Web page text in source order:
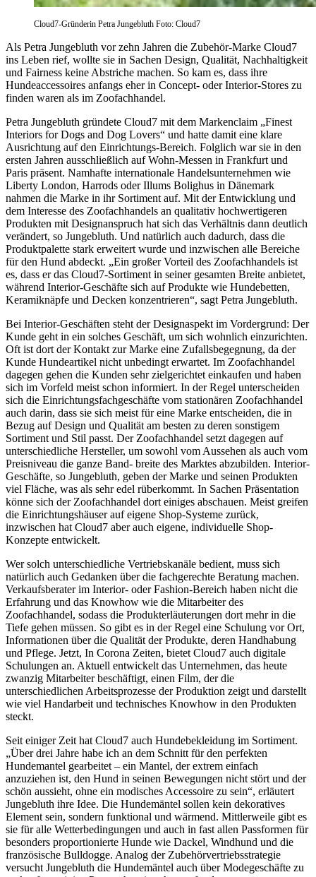
Cloud7-Gründerin Petra Jungebluth Foto: Cloud7
Als Petra Jungebluth vor zehn Jahren die Zubehör-Marke Cloud7
ins Leben rief, wollte sie in Sachen Design, Qualität, Nachhaltigkeit
und Fairness keine Abstriche machen. So kam es, dass ihre
Hundeaccessoires anfangs eher in Concept- oder Interior-Stores zu
finden waren als im Zoofachhandel.
Petra Jungebluth gründete Cloud7 mit dem Markenclaim „Finest
Interiors for Dogs and Dog Lovers“ und hatte damit eine klare
Ausrichtung auf den Einrichtungs-Bereich. Folglich war sie in den
ersten Jahren ausschließlich auf Wohn-Messen in Frankfurt und
Paris präsent. Namhafte internationale Handelsunternehmen wie
Liberty London, Harrods oder Illums Bolighus in Dänemark
nahmen die Marke in ihr Sortiment auf. Mit der Entwicklung und
dem Interesse des Zoofachhandels an qualitativ hochwertigeren
Produkten mit Designanspruch hat sich das Verhältnis dann deutlich
verändert, so Jungebluth. Und natürlich auch dadurch, dass die
Produktpalette stark erweitert wurde und inzwischen alle Bereiche
für den Hund abdeckt. „Ein großer Vorteil des Zoofachhandels ist
es, dass er das Cloud7-Sortiment in seiner gesamten Breite anbietet,
während Interior-Geschäfte sich auf Produkte wie Hundebetten,
Keramiknäpfe und Decken konzentrieren“, sagt Petra Jungebluth.
Bei Interior-Geschäften steht der Designaspekt im Vordergrund: Der
Kunde geht in ein solches Geschäft, um sich wohnlich einzurichten.
Oft ist dort der Kontakt zur Marke eine Zufallsbegegnung, da der
Kunde Hundeartikel nicht unbedingt erwartet. Im Zoofachhandel
dagegen gehen die Kunden sehr zielgerichtet einkaufen und haben
sich im Vorfeld meist schon informiert. In der Regel unterscheiden
sich die Einrichtungsfachgeschäfte vom stationären Zoofachhandel
auch darin, dass sie sich meist für eine Marke entscheiden, die in
Bezug auf Design und Qualität am besten zu deren sonstigem
Sortiment und Stil passt. Der Zoofachhandel setzt dagegen auf
unterschiedliche Hersteller, um sowohl vom Aussehen als auch vom
Preisniveau die ganze Band- breite des Marktes abzubilden. Interior-
Geschäfte, so Jungebluth, geben der Marke und seinen Produkten
viel Fläche, was als sehr edel rüberkommt. In Sachen Präsentation
könne sich der Zoofachhandel dort einiges abschauen. Meist greifen
die Einrichtungshäuser auf eigene Shop-Systeme zurück,
inzwischen hat Cloud7 aber auch eigene, individuelle Shop-
Konzepte entwickelt.
Wer solch unterschiedliche Vertriebskanäle bedient, muss sich
natürlich auch Gedanken über die fachgerechte Beratung machen.
Verkaufsberater im Interior- oder Fashion-Bereich haben nicht die
Erfahrung und das Knowhow wie die Mitarbeiter des
Zoofachhandel, sodass die Produkterläuterungen dort mehr in die
Tiefe gehen müssen. So gibt es in der Regel eine Schulung vor Ort,
Informationen über die Qualität der Produkte, deren Handhabung
und Pflege. Jetzt, In Corona Zeiten, bietet Cloud7 auch digitale
Schulungen an. Aktuell entwickelt das Unternehmen, das heute
zwanzig Mitarbeiter beschäftigt, einen Film, der die
unterschiedlichen Arbeitsprozesse der Produktion zeigt und darstellt
wie viel Handarbeit und technisches Knowhow in den Produkten
steckt.
Seit einiger Zeit hat Cloud7 auch Hundebekleidung im Sortiment.
„Über drei Jahre habe ich an dem Schnitt für den perfekten
Hundemantel gearbeitet – ein Mantel, der extrem einfach
anzuziehen ist, den Hund in seinen Bewegungen nicht stört und der
schön aussieht, ohne ein modisches Accessoire zu sein“, erläutert
Jungebluth ihre Idee. Die Hundemäntel sollen kein dekoratives
Element sein, sondern funktional und wärmend. Mittlerweile gibt es
sie für alle Wetterbedingungen und auch in fast allen Passformen für
besonders proportionierte Hunde wie Dackel, Windhund und die
französische Bulldogge. Analog der Zubehörvertriebsstrategie
versucht Jungebluth die Hundemäntel auch über Modegeschäfte zu